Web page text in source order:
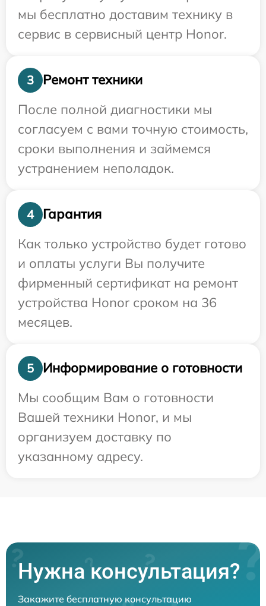
мы бесплатно доставим технику в
сервис в сервисный центр Honor.
3
Ремонт техники
После полной диагностики мы
согласуем с вами точную стоимость,
сроки выполнения и займемся
устранением неполадок.
4
Гарантия
Как только устройство будет готово
и оплаты услуги Вы получите
фирменный сертификат на ремонт
устройства Honor сроком на 36
месяцев.
5
Информирование о готовности
Мы сообщим Вам о готовности
Вашей техники Honor, и мы
организуем доставку по
указанному адресу.
Нужна консультация?
Закажите бесплатную консультацию